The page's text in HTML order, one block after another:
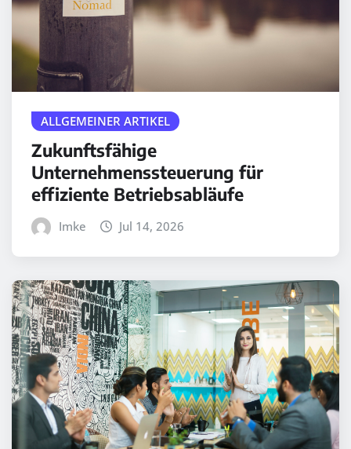
ALLGEMEINER ARTIKEL
Zukunftsfähige
Unternehmenssteuerung für
effiziente Betriebsabläufe
Imke Jul 14, 2026